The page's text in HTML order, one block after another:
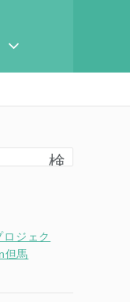
検
ジェク
但馬